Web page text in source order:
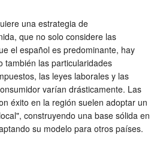
una estrategia de
que no solo considere las
el español es predominante, hay
también las particularidades
las leyes laborales y las
varían drásticamente. Las
éxito en la región suelen adoptar un
construyendo una base sólida en
su modelo para otros países.